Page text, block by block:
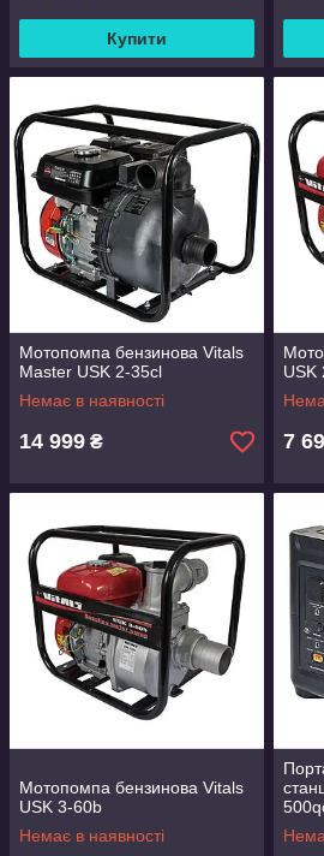
Купити
Мотопомпа бензинова Vitals
Master USK 2-35cl
Немає в наявності
14 999 ₴
USK
7
Мотопомпа бензинова Vitals
USK 3-60b
Немає в наявності